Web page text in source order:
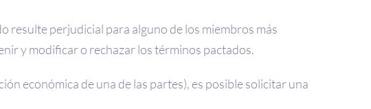
resulte perjudicial para alguno de los miembros más
y modificar o rechazar los términos pactados.
económica de una de las partes), es posible solicitar una